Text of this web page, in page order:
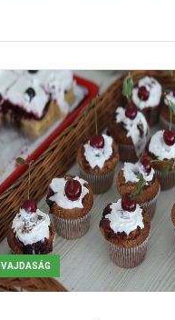
GALÉRIA
VAJDASÁG